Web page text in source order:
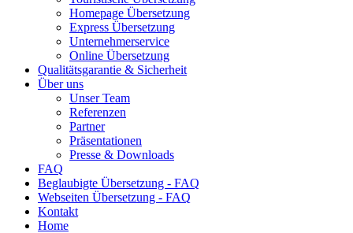
Homepage Übersetzung
Express Übersetzung
Unternehmerservice
Online Übersetzung
Qualitätsgarantie & Sicherheit
Über uns
Unser Team
Referenzen
Partner
Präsentationen
Presse & Downloads
FAQ
Beglaubigte Übersetzung - FAQ
Webseiten Übersetzung - FAQ
Kontakt
Home